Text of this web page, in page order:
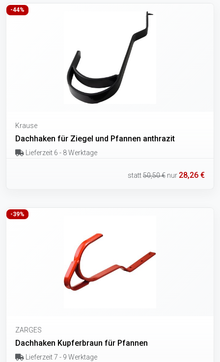
-44%
Krause
Dachhaken für Ziegel und Pfannen anthrazit
Lieferzeit 6 - 8 Werktage
statt50,50 € nur 28,26 €
-39%
ZARGES
Dachhaken Kupferbraun für Pfannen
Lieferzeit 7 - 9 Werktage